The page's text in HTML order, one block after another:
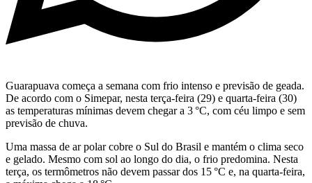
Guarapuava começa a semana com frio intenso e previsão de geada.
De acordo com o Simepar, nesta terça-feira (29) e quarta-feira (30)
as temperaturas mínimas devem chegar a 3 °C, com céu limpo e sem
previsão de chuva.
Uma massa de ar polar cobre o Sul do Brasil e mantém o clima seco
e gelado. Mesmo com sol ao longo do dia, o frio predomina. Nesta
terça, os termômetros não devem passar dos 15 °C e, na quarta-feira,